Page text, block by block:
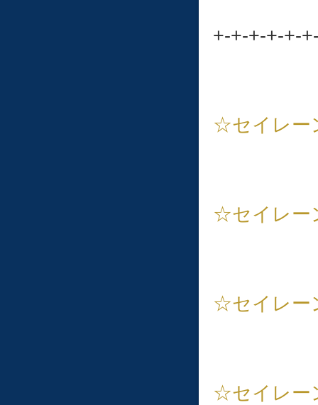
+-+-+-+-+-
☆セイレー
☆セイレー
☆セイレー
☆セイレー